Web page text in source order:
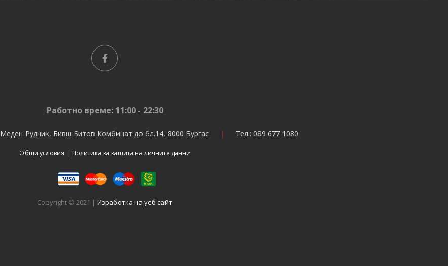
Работно време: 11:00 - 22:30
Меден Рудник, Бивш Битов Комбинат до бл.14, 8000 Бургас Тел.: 089 677 1080
Общи условия | Политика за защита на личните данни
Copyright © 2021 | Изработка на уеб сайт